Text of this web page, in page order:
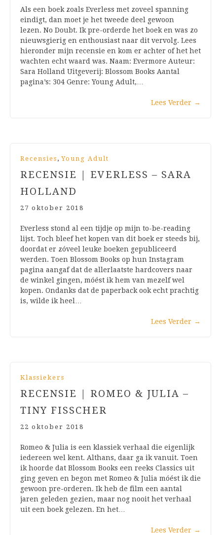
Als een boek zoals Everless met zoveel spanning
eindigt, dan moet je het tweede deel gewoon
lezen. No Doubt. Ik pre-orderde het boek en was zo
nieuwsgierig en enthousiast naar dit vervolg. Lees
hieronder mijn recensie en kom er achter of het het
wachten echt waard was. Naam: Evermore Auteur:
Sara Holland Uitgeverij: Blossom Books Aantal
pagina’s: 304 Genre: Young Adult,…
Lees Verder →
Recensies , Young Adult
RECENSIE | EVERLESS – SARA
HOLLAND
27 oktober 2018
Everless stond al een tijdje op mijn to-be-reading
lijst. Toch bleef het kopen van dit boek er steeds bij,
doordat er zóveel leuke boeken gepubliceerd
werden. Toen Blossom Books op hun Instagram
pagina aangaf dat de allerlaatste hardcovers naar
de winkel gingen, móést ik hem van mezelf wel
kopen. Ondanks dat de paperback ook echt prachtig
is, wilde ik heel…
Lees Verder →
Klassiekers
RECENSIE | ROMEO & JULIA –
TINY FISSCHER
22 oktober 2018
Romeo & Julia is een klassiek verhaal die eigenlijk
iedereen wel kent. Althans, daar ga ik vanuit. Toen
ik hoorde dat Blossom Books een reeks Classics uit
ging geven en begon met Romeo & Julia móést ik die
gewoon pre-orderen. Ik heb de film een aantal
jaren geleden gezien, maar nog nooit het verhaal
uit een boek gelezen. En het…
Lees Verder →